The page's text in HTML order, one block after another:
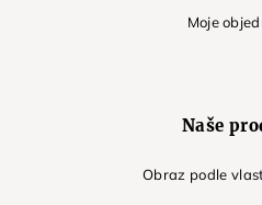
Moje
Naše
Obraz podle